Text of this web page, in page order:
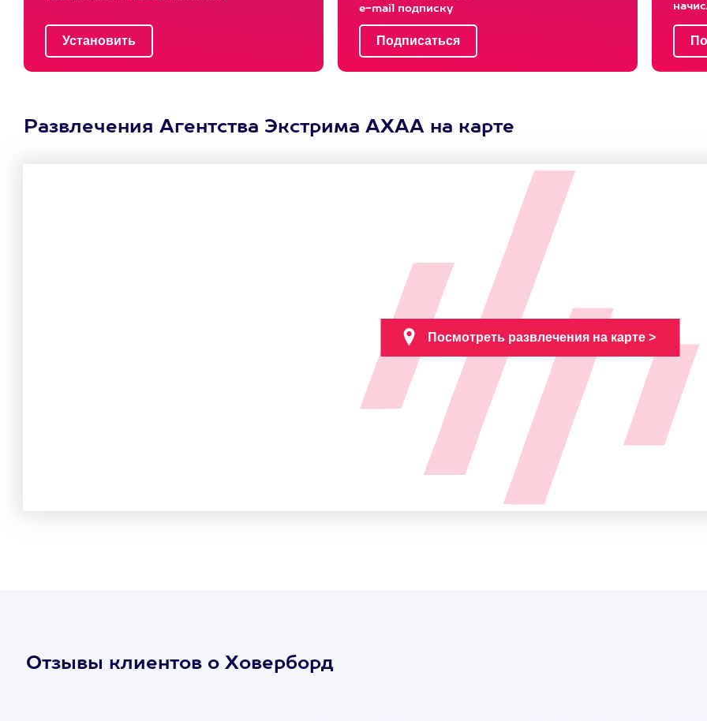
e-mail подписку
Развлечения Агентства Экстрима АХАА на карте
Отзывы клиентов о Ховерборд